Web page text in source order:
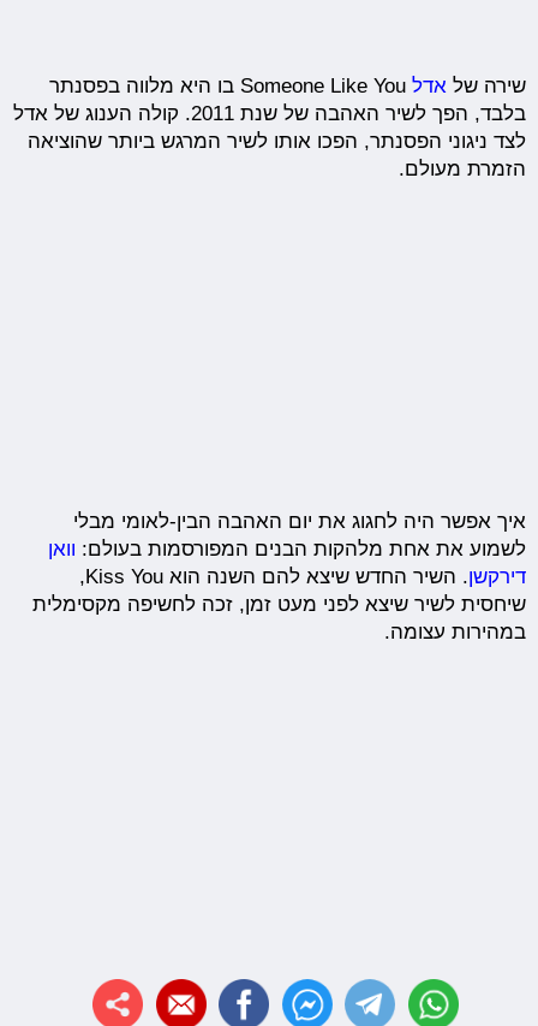
שירה של אדל
Someone Like You בו היא מלווה בפסנתר
בלבד, הפך לשיר האהבה של שנת 2011. קולה הענוג של אדל
לצד ניגוני הפסנתר, הפכו אותו לשיר המרגש ביותר שהוציאה
הזמרת מעולם.
איך אפשר היה לחגוג את יום האהבה הבין-לאומי מבלי
לשמוע את אחת מלהקות הבנים המפורסמות בעולם: וואן
דירקשן
. השיר החדש שיצא להם השנה הוא Kiss You,
שיחסית לשיר שיצא לפני מעט זמן, זכה לחשיפה מקסימלית
במהירות עצומה.